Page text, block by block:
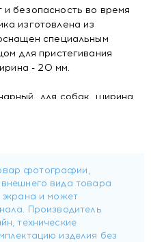
безопасность во время
изготовлена из
специальным
для пристегивания
- 20 мм.
для собак, ширина
для собак, ширина